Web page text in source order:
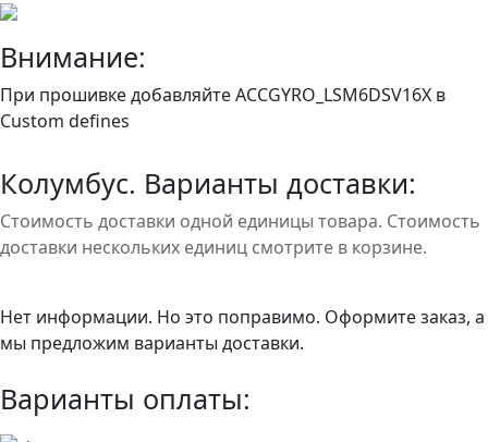
Внимание:
При прошивке добавляйте ACCGYRO_LSM6DSV16X в
Custom defines
Колумбус. Варианты доставки:
Стоимость доставки одной единицы товара. Стоимость
доставки нескольких единиц смотрите в корзине.
Нет информации. Но это поправимо. Оформите заказ, а
мы предложим варианты доставки.
Варианты оплаты: